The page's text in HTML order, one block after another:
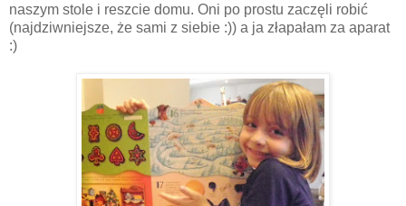
naszym stole i reszcie domu. Oni po prostu zaczęli robić
(najdziwniejsze, że sami z siebie :)) a ja złapałam za aparat
:)